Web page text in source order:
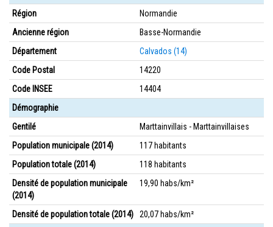
Région
Normandie
Ancienne région
Basse-Normandie
Département
Calvados (14)
Code Postal
14220
Code INSEE
14404
Démographie
Gentilé
Marttainvillais - Marttainvillaises
Population municipale (2014)
117 habitants
Population totale (2014)
118 habitants
Densité de population municipale
(2014)
19,90 habs/km²
Densité de population totale (2014)
20,07 habs/km²